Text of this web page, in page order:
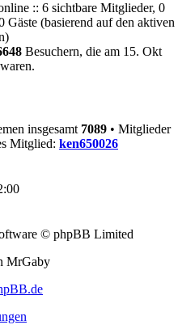
:: 6 sichtbare Mitglieder, 0
(basierend auf den aktiven
Besuchern, die am 15. Okt
insgesamt 7089 • Mitglieder
Mitglied: ken650026
© phpBB Limited
MrGaby